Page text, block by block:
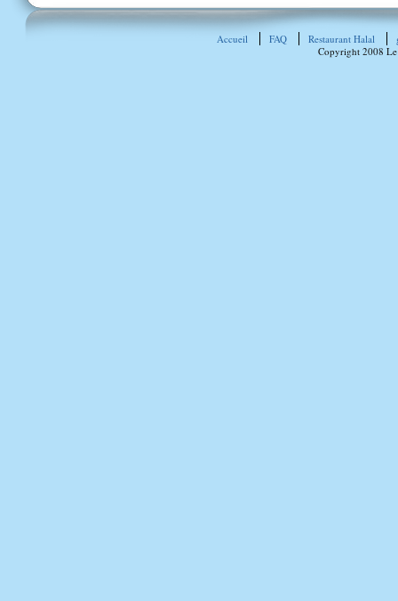
Accueil FAQ Restaurant Halal
Copyright 2008